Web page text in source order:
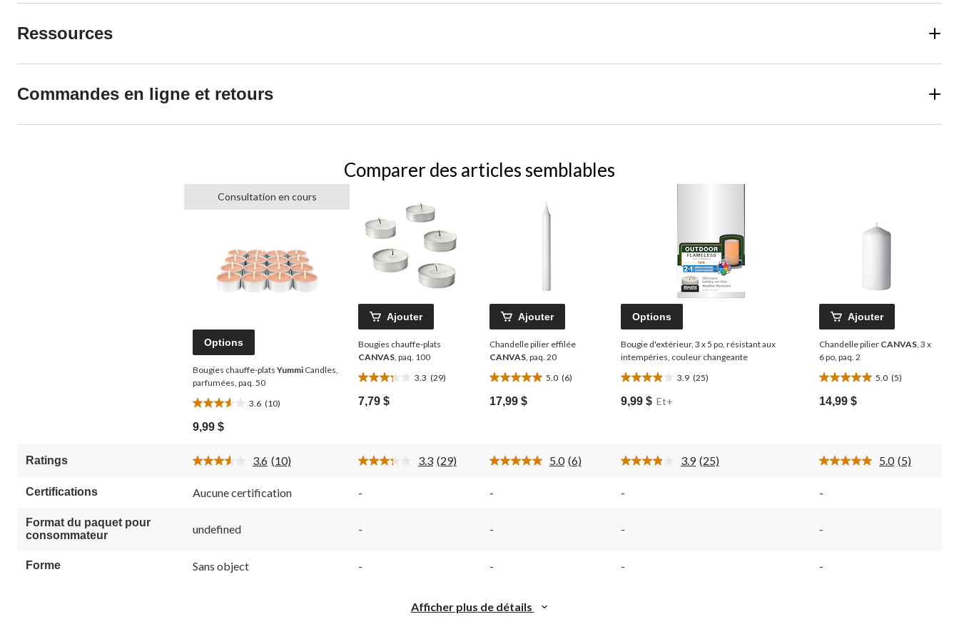
Ressources
Commandes en ligne et retours
Comparer des articles semblables
Consultation en cours
Options
Bougies chauffe-plats Yummi Candles,
parfumées, paq. 50
3.6 (10)
3.6
étoile(s)
sur
10
9,99 $
Ajouter
Bougies chauffe-plats
CANVAS , paq. 100
3.3 (29)
3.3
étoile(s)
sur
7,79 $
Ajouter
Chandelle pilier effilée
CANVAS , paq. 20
5.0 (6)
5.0
étoile(s)
sur
17,99 $
Options
Bougie d'extérieur, 3 x 5 po, résistant aux
intempéries, couleur changeante
3.9 (25)
3.9
étoile(s)
sur
9,99 $ Et+
Ajouter
Chandelle pilier CANVAS , 3 x
6 po, paq. 2
5.0 (5)
5.0
étoile(s)
sur
14,99 $
Ratings 3.6 Lire
10
commentaires.
(10) 3.3 Lire
commentaires.
(29) 5.0 Lire
commentaires.
(6) 3.9 Lire
(25) 5.0 Lire
(5)
Certifications Aucune certification - - - -
Format du paquet pour
consommateur
undefined - - - -
Forme Sans object - - - -
Afficher plus de détails